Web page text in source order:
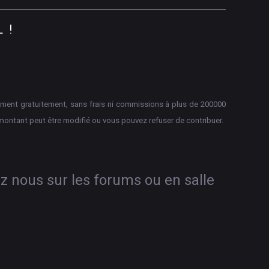
!
gratuitement, sans frais ni commissions à plus de 200000
peut être modifié ou vous pouvez refuser de contribuer.
nous sur les forums ou en salle